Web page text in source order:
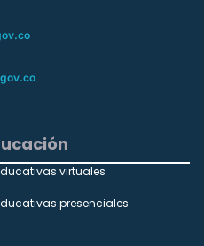
virtuales
presenciales